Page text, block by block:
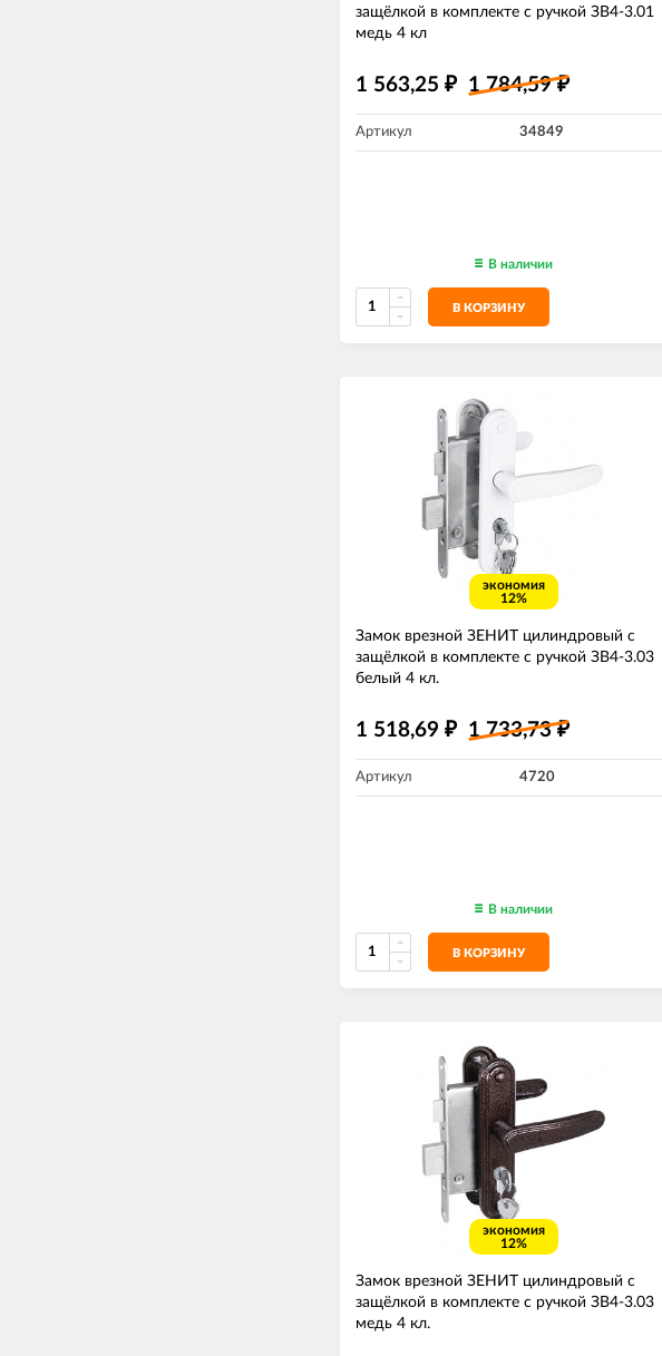
защёлкой в комплекте с ручкой ЗВ4-3.01
медь 4 кл
1 563,25 ₽ 1 784,59₽
Артикул 34849
В наличии
В КОРЗИНУ
экономия
12%
Замок врезной ЗЕНИТ цилиндровый с
защёлкой в комплекте с ручкой ЗВ4-3.03
белый 4 кл.
1 518,69 ₽ 1 733,73₽
Артикул 4720
В наличии
В КОРЗИНУ
экономия
12%
Замок врезной ЗЕНИТ цилиндровый с
защёлкой в комплекте с ручкой ЗВ4-3.03
медь 4 кл.